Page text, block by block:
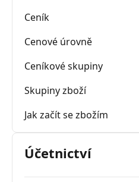
Ceník
Cenové úrovně
Ceníkové skupiny
Skupiny zboží
Jak začít se zbožím
Účetnictví